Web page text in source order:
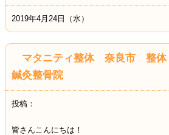
2019年4月24日（水）
マタニティ整体 奈良市 整
鍼灸整骨院
投稿：
皆さんこんにちは！